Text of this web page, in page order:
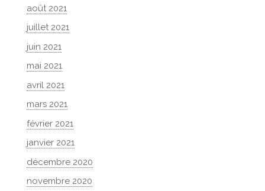
août 2021
juillet 2021
juin 2021
mai 2021
avril 2021
mars 2021
février 2021
janvier 2021
décembre 2020
novembre 2020